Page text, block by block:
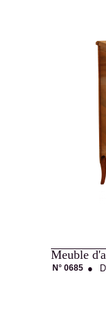
Interior
architecture
Meuble
N° 0685 ●